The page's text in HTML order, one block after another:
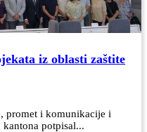
iz oblasti zaštite
promet i komunikacije i
potpisal...